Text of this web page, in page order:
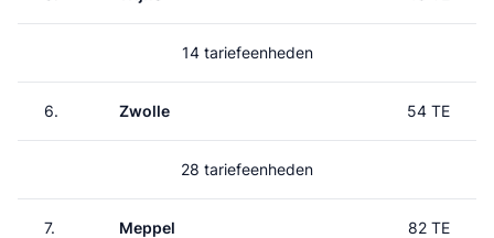
14 tariefeenheden
6. Zwolle 54 TE
28 tariefeenheden
7. Meppel 82 TE